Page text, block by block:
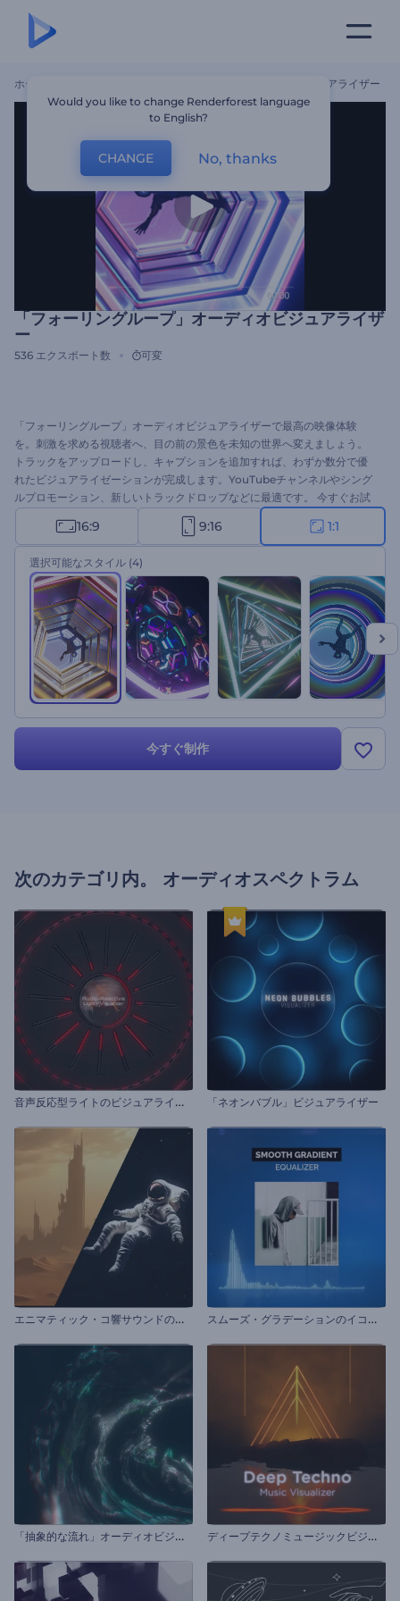
ホーム 「フォーリングループ」オーディオビジュアライザー
「フォーリングループ」オーディオビジュアライザ
ー
536 エクスポート数 可変
「フォーリングループ」オーディオビジュアライザーで最高の映像体験
を。刺激を求める視聴者へ、目の前の景色を未知の世界へ変えましょう。
トラックをアップロードし、キャプションを追加すれば、わずか数分で優
れたビジュアライゼーションが完成します。YouTubeチャンネルやシング
ルプロモーション、新しいトラックドロップなどに最適です。 今すぐお試
16:9 9:16 1:1
選択可能なスタイル (4)
今すぐ制作
次のカテゴリ内。 オーディオスペクトラム
音
声反応型ライトのビジュアライザー 「ネオンバブル」ビジュアライザー
エ
ニマティック・コ響サウンドのビジュアライザー ス
ムーズ・グラデーションのイコライザー
「
抽象的な流れ」オーディオビジュアライザー デ
ィープテクノミュージックビジュアライザー
Would you like to change Renderforest language
to English?
CHANGE No, thanks